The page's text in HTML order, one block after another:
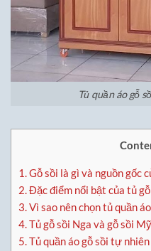
Tủ quần áo gỗ
1.Gỗ sồi là gì và nguồn gốc
2.Đặc điểm nổi bật của tủ
3.Vì sao nên chọn tủ quần
4.Tủ gỗ sồi Nga và gỗ sồi Mỹ
5.Tủ quần áo gỗ sồi tự